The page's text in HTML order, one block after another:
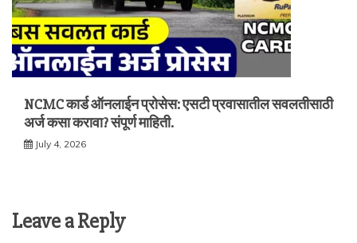
NCMC कार्ड ऑनलाईन प्रोसेस: एसटी प्रवासातील सवलतीसाठी
अर्ज कसा करावा? संपूर्ण माहिती.
July 4, 2026
Leave a Reply